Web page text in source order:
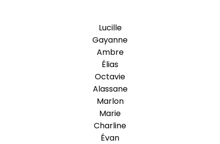
Lucille
Gayanne
Ambre
Élias
Octavie
Alassane
Marlon
Marie
Charline
Évan